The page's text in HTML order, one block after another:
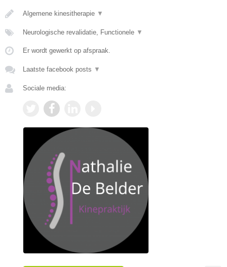
Algemene kinesitherapie ▼
Neurologische revalidatie, Functionele ▼
Er wordt gewerkt op afspraak.
Laatste facebook posts ▼
Sociale media: